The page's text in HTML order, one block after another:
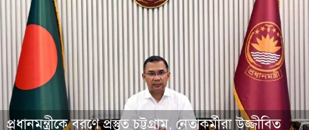
প্রধানমন্ত্রীকে বরণে প্রস্তুত চট্টগ্রাম, নেতাকর্মীরা উজ্জীবিত